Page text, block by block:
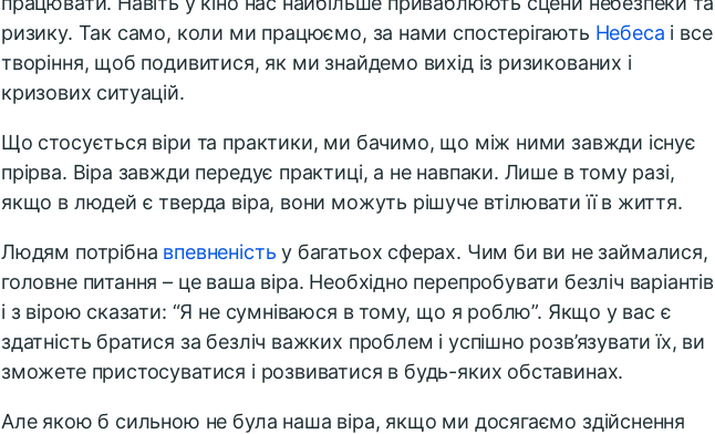
ризику. Так само, коли ми працюємо, за нами спостерігають Небеса і все
творіння, щоб подивитися, як ми знайдемо вихід із ризикованих і
кризових ситуацій.
Що стосується віри та практики, ми бачимо, що між ними завжди існує
прірва. Віра завжди передує практиці, а не навпаки. Лише в тому разі,
якщо в людей є тверда віра, вони можуть рішуче втілювати її в життя.
Людям потрібна впевненість у багатьох сферах. Чим би ви не займалися,
головне питання – це ваша віра. Необхідно перепробувати безліч варіантів
і з вірою сказати: “Я не сумніваюся в тому, що я роблю”. Якщо у вас є
здатність братися за безліч важких проблем і успішно розв’язувати їх, ви
зможете пристосуватися і розвиватися в будь-яких обставинах.
Але якою б сильною не була наша віра, якщо ми досягаємо здійснення